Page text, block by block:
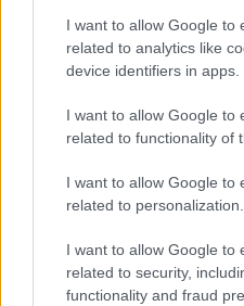
I want to allow Google to
related to analytics like
device identifiers in apps.
I want to allow Google to
related to functionality of
I want to allow Google to
related to personalization.
I want to allow Google to
related to security,
functionality and fraud